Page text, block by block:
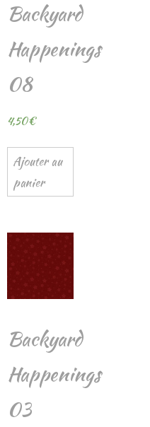
Backyard
Happenings
08
4,50€
Ajouter au
panier
Backyard
Happenings
03